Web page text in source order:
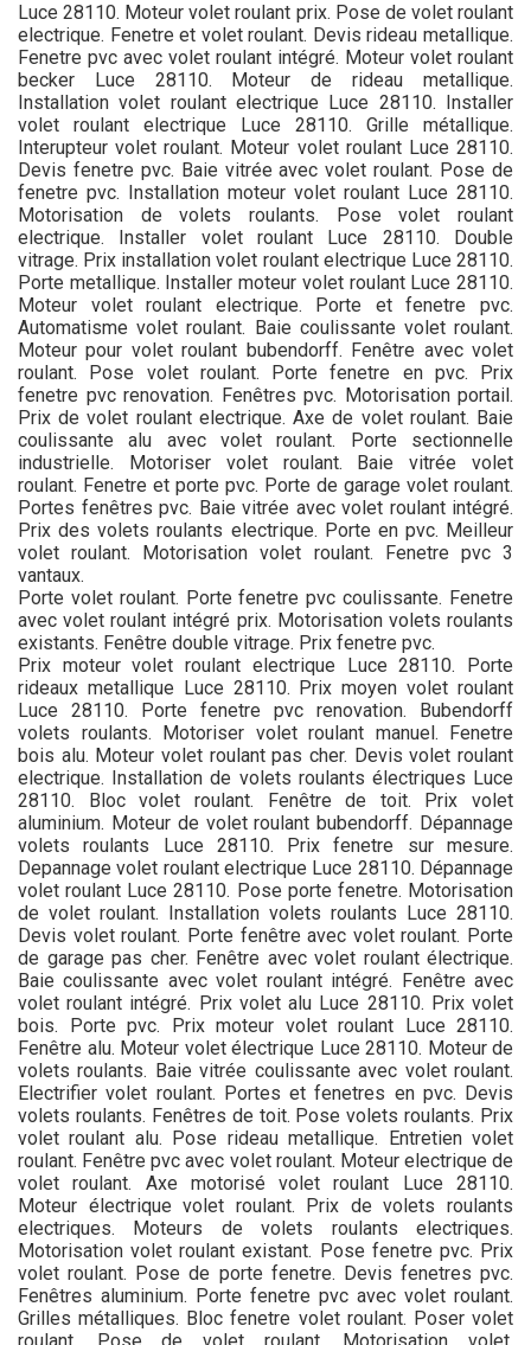
Luce 28110. Moteur volet roulant prix. Pose de volet roulant
electrique. Fenetre et volet roulant. Devis rideau metallique.
Fenetre pvc avec volet roulant intégré. Moteur volet roulant
becker Luce 28110. Moteur de rideau metallique.
Installation volet roulant electrique Luce 28110. Installer
volet roulant electrique Luce 28110. Grille métallique.
Interupteur volet roulant. Moteur volet roulant Luce 28110.
Devis fenetre pvc. Baie vitrée avec volet roulant. Pose de
fenetre pvc. Installation moteur volet roulant Luce 28110.
Motorisation de volets roulants. Pose volet roulant
electrique. Installer volet roulant Luce 28110. Double
vitrage. Prix installation volet roulant electrique Luce 28110.
Porte metallique. Installer moteur volet roulant Luce 28110.
Moteur volet roulant electrique. Porte et fenetre pvc.
Automatisme volet roulant. Baie coulissante volet roulant.
Moteur pour volet roulant bubendorff. Fenêtre avec volet
roulant. Pose volet roulant. Porte fenetre en pvc. Prix
fenetre pvc renovation. Fenêtres pvc. Motorisation portail.
Prix de volet roulant electrique. Axe de volet roulant. Baie
coulissante alu avec volet roulant. Porte sectionnelle
industrielle. Motoriser volet roulant. Baie vitrée volet
roulant. Fenetre et porte pvc. Porte de garage volet roulant.
Portes fenêtres pvc. Baie vitrée avec volet roulant intégré.
Prix des volets roulants electrique. Porte en pvc. Meilleur
volet roulant. Motorisation volet roulant. Fenetre pvc 3
vantaux.
Porte volet roulant. Porte fenetre pvc coulissante. Fenetre
avec volet roulant intégré prix. Motorisation volets roulants
existants. Fenêtre double vitrage. Prix fenetre pvc.
Prix moteur volet roulant electrique Luce 28110. Porte
rideaux metallique Luce 28110. Prix moyen volet roulant
Luce 28110. Porte fenetre pvc renovation. Bubendorff
volets roulants. Motoriser volet roulant manuel. Fenetre
bois alu. Moteur volet roulant pas cher. Devis volet roulant
electrique. Installation de volets roulants électriques Luce
28110. Bloc volet roulant. Fenêtre de toit. Prix volet
aluminium. Moteur de volet roulant bubendorff. Dépannage
volets roulants Luce 28110. Prix fenetre sur mesure.
Depannage volet roulant electrique Luce 28110. Dépannage
volet roulant Luce 28110. Pose porte fenetre. Motorisation
de volet roulant. Installation volets roulants Luce 28110.
Devis volet roulant. Porte fenêtre avec volet roulant. Porte
de garage pas cher. Fenêtre avec volet roulant électrique.
Baie coulissante avec volet roulant intégré. Fenêtre avec
volet roulant intégré. Prix volet alu Luce 28110. Prix volet
bois. Porte pvc. Prix moteur volet roulant Luce 28110.
Fenêtre alu. Moteur volet électrique Luce 28110. Moteur de
volets roulants. Baie vitrée coulissante avec volet roulant.
Electrifier volet roulant. Portes et fenetres en pvc. Devis
volets roulants. Fenêtres de toit. Pose volets roulants. Prix
volet roulant alu. Pose rideau metallique. Entretien volet
roulant. Fenêtre pvc avec volet roulant. Moteur electrique de
volet roulant. Axe motorisé volet roulant Luce 28110.
Moteur électrique volet roulant. Prix de volets roulants
electriques. Moteurs de volets roulants electriques.
Motorisation volet roulant existant. Pose fenetre pvc. Prix
volet roulant. Pose de porte fenetre. Devis fenetres pvc.
Fenêtres aluminium. Porte fenetre pvc avec volet roulant.
Grilles métalliques. Bloc fenetre volet roulant. Poser volet